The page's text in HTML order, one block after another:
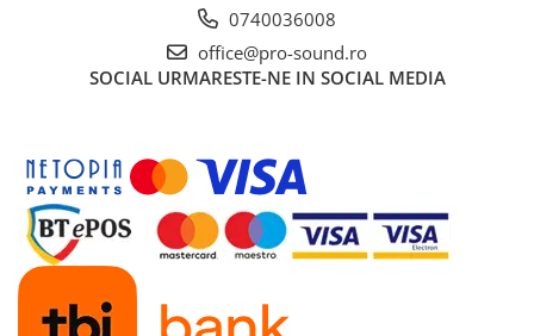
Scene şi Ring-uri de Dans
Chitare si bass
Claviaturi
Instrumente cu arcus
Instrumente de percutie
Instrumente de suflat
0740036008
office@pro-sound.ro
SOCIAL URMARESTE-NE IN SOCIAL MEDIA